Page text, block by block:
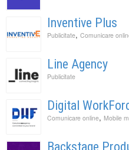
Inventive Plus
Publicitate, Comunicare
Line Agency
Publicitate
Digital
Comunicare online, Mobile
Backstage